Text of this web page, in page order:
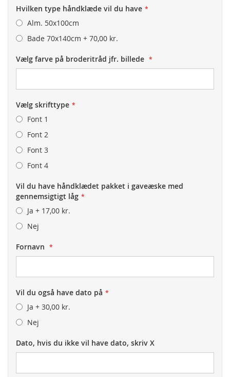
Hvilken type håndklæde vil du have
Alm. 50x100cm
Bade 70x140cm + 70,00 kr.
Vælg farve på broderitråd jfr. billede
Vælg skrifttype
Font 1
Font 2
Font 3
Font 4
Vil du have håndklædet pakket i gaveæske med
gennemsigtigt låg
Ja + 17,00 kr.
Nej
Fornavn
Vil du også have dato på
Ja + 30,00 kr.
Nej
Dato, hvis du ikke vil have dato, skriv X